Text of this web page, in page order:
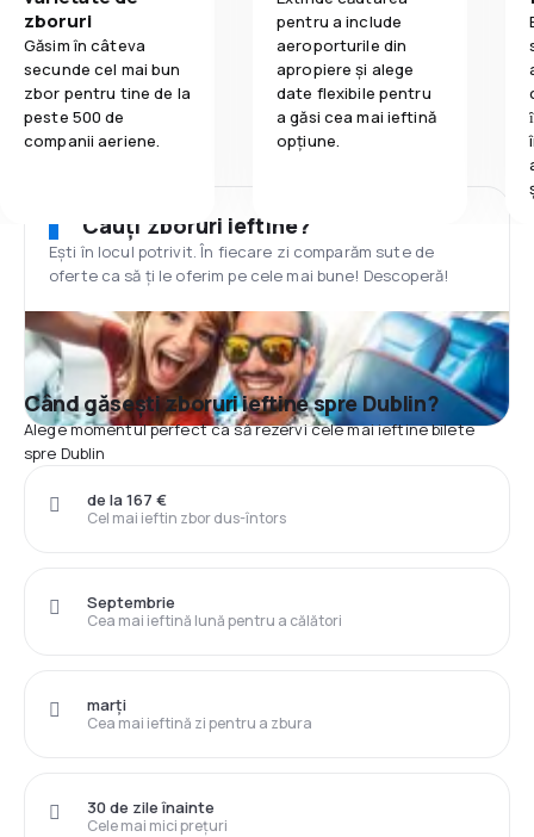
zboruri
Găsim în câteva
secunde cel mai bun
zbor pentru tine de la
peste 500 de
companii aeriene.
pentru a include
aeroporturile din
apropiere și alege
date flexibile pentru
a găsi cea mai ieftină
opțiune.
Cauți zboruri ieftine?
Ești în locul potrivit. În fiecare zi comparăm sute de
oferte ca să ți le oferim pe cele mai bune! Descoperă!
Când găsești zboruri ieftine spre Dublin?
Alege momentul perfect ca să rezervi cele mai ieftine bilete
spre Dublin
Cel mai ieftin zbor dus-întors
de la 167 €
Cea mai ieftină lună pentru a călători
Septembrie
Cea mai ieftină zi pentru a zbura
marți
Cele mai mici prețuri
30 de zile înainte